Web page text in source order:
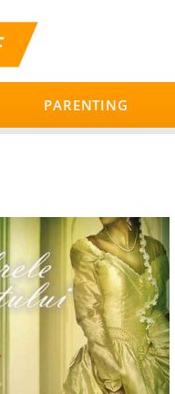
PARENTING